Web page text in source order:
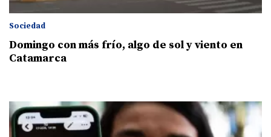
Sociedad
Domingo con más frío, algo de sol y viento en
Catamarca